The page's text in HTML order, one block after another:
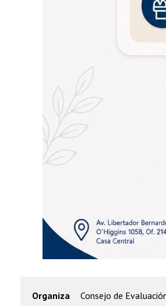
Organiza Consejo de